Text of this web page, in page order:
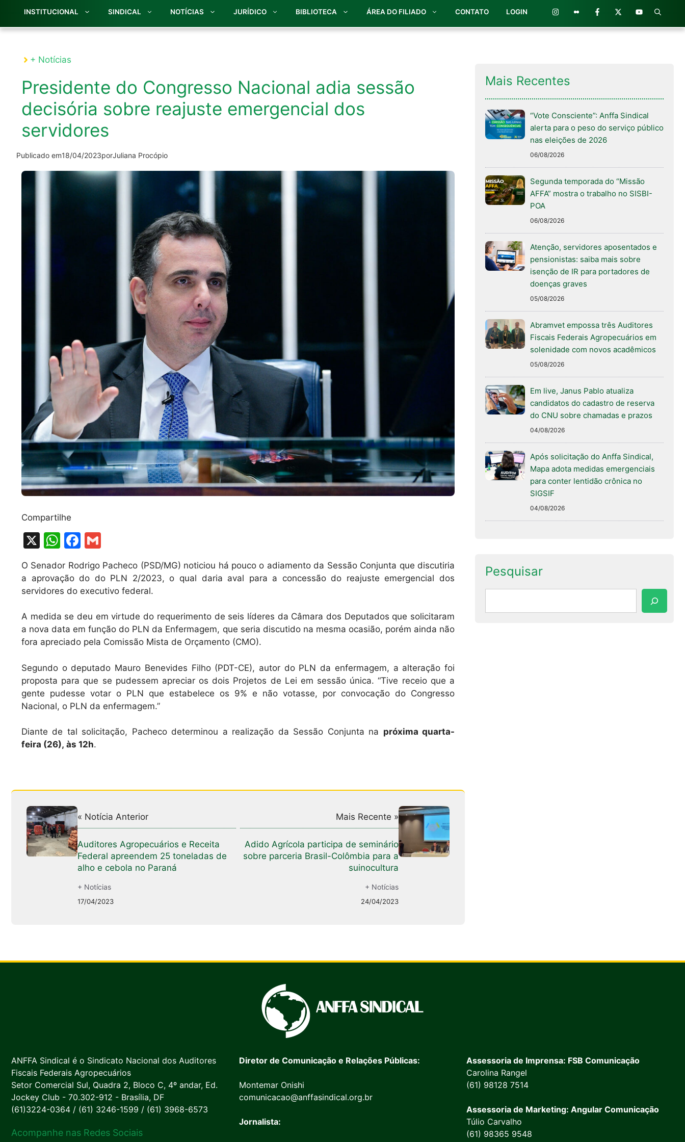
INSTITUCIONAL SINDICAL NOTÍCIAS JURÍDICO BIBLIOTECA ÁREA DO FILIADO CONTATO LOGIN
+ Notícias
Presidente do Congresso Nacional adia sessão
decisória sobre reajuste emergencial dos
servidores
Publicado em18/04/2023porJuliana Procópio
Compartilhe
X
W
h
at
s
p
p
F
a
c
e
o
o
m
ai
l
O Senador Rodrigo Pacheco (PSD/MG) noticiou há pouco o adiamento da Sessão Conjunta que discutiria
a aprovação do do PLN 2/2023, o qual daria aval para a concessão do reajuste emergencial dos
servidores do executivo federal.
A medida se deu em virtude do requerimento de seis líderes da Câmara dos Deputados que solicitaram
a nova data em função do PLN da Enfermagem, que seria discutido na mesma ocasião, porém ainda não
fora apreciado pela Comissão Mista de Orçamento (CMO).
Segundo o deputado Mauro Benevides Filho (PDT-CE), autor do PLN da enfermagem, a alteração foi
proposta para que se pudessem apreciar os dois Projetos de Lei em sessão única. “Tive receio que a
gente pudesse votar o PLN que estabelece os 9% e não votasse, por convocação do Congresso
Nacional, o PLN da enfermagem.”
Diante de tal solicitação, Pacheco determinou a realização da Sessão Conjunta na próxima quarta-
feira (26), às 12h.
« Notícia Anterior
Auditores Agropecuários e Receita
Federal apreendem 25 toneladas de
alho e cebola no Paraná
+ Notícias
17/04/2023
Mais Recente »
Adido Agrícola participa de seminário
sobre parceria Brasil-Colômbia para a
suinocultura
+ Notícias
24/04/2023
Mais Recentes
“Vote Consciente”: Anffa Sindical
alerta para o peso do serviço público
nas eleições de 2026
06/08/2026
Segunda temporada do “Missão
AFFA” mostra o trabalho no SISBI-
POA
06/08/2026
Atenção, servidores aposentados e
pensionistas: saiba mais sobre
isenção de IR para portadores de
doenças graves
05/08/2026
Abramvet empossa três Auditores
Fiscais Federais Agropecuários em
solenidade com novos acadêmicos
05/08/2026
Em live, Janus Pablo atualiza
candidatos do cadastro de reserva
do CNU sobre chamadas e prazos
04/08/2026
Após solicitação do Anffa Sindical,
Mapa adota medidas emergenciais
para conter lentidão crônica no
SIGSIF
04/08/2026
Pesquisar
ANFFA Sindical é o Sindicato Nacional dos Auditores
Fiscais Federais Agropecuários
Setor Comercial Sul, Quadra 2, Bloco C, 4º andar, Ed.
Jockey Club - 70.302-912 - Brasília, DF
(61)3224-0364 / (61) 3246-1599 / (61) 3968-6573
Acompanhe nas Redes Sociais
Diretor de Comunicação e Relações Públicas:
Montemar Onishi
comunicacao@anffasindical.org.br
Jornalista:
Assessoria de Imprensa: FSB Comunicação
Carolina Rangel
(61) 98128 7514
Assessoria de Marketing: Angular Comunicação
Túlio Carvalho
(61) 98365 9548